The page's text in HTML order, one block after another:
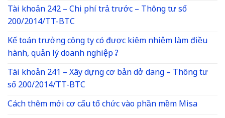
Tài khoản 242 – Chi phí trả trước – Thông tư số
200/2014/TT-BTC
Kế toán trưởng công ty có được kiêm nhiệm làm điều
hành, quản lý doanh nghiệp ?
Tài khoản 241 – Xây dựng cơ bản dở dang – Thông tư
số 200/2014/TT-BTC
Cách thêm mới cơ cấu tổ chức vào phần mềm Misa